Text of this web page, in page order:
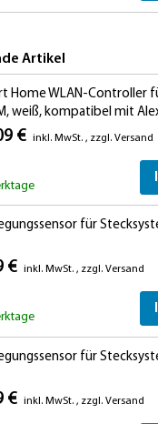
Artikel
Home WLAN-Controller
weiß, kompatibel mit
€ inkl. MwSt. , zzgl. Versand
für
€ inkl. MwSt. , zzgl. Versand
für
€ inkl. MwSt. , zzgl. Versand